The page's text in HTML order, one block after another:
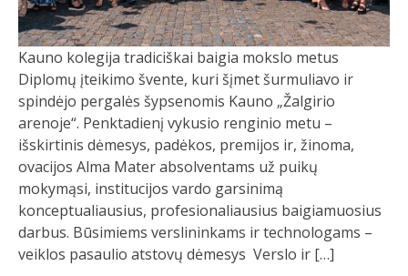
Kauno kolegija tradiciškai baigia mokslo metus
Diplomų įteikimo švente, kuri šįmet šurmuliavo ir
spindėjo pergalės šypsenomis Kauno „Žalgirio
arenoje“. Penktadienį vykusio renginio metu –
išskirtinis dėmesys, padėkos, premijos ir, žinoma,
ovacijos Alma Mater absolventams už puikų
mokymąsi, institucijos vardo garsinimą
konceptualiausius, profesionaliausius baigiamuosius
darbus. Būsimiems verslininkams ir technologams –
veiklos pasaulio atstovų dėmesys Verslo ir […]